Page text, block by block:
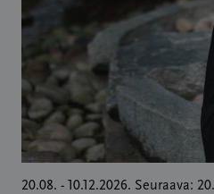
20.08. - 10.12.2026. Seuraava: